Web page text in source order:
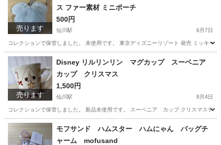
売ります
ス ファー素材 ミニポーチ
500円
仙川駅 6月7日
コレクションで保管しました。 未使用です。 東京ディズニーリゾート 発売 ミッキ
東京 調布市 バッグ
売ります
Disney リルリンリン マグカップ スーベニア
カップ クリスマス
1,500円
仙川駅 8月4日
コレクションで保管しました。 新品未使用です。 スーベニア カップ クリスマスデ
東京 調布市 仙川駅
モフサンド ハムスター ハムにゃん バッグチ
ャーム mofusand